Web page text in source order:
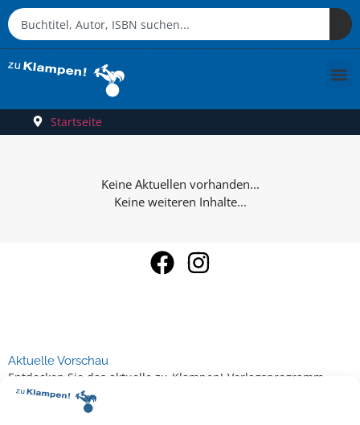
Startseite
Keine weiteren Inhalte...
Aktuelle Vorschau
Entdecken Sie das aktuelle zu-Klampen!-Verlagsprogramm.
Hier finden Sie die Verlagsvorschau – einfach direkt online
reinlesen oder herunterladen.